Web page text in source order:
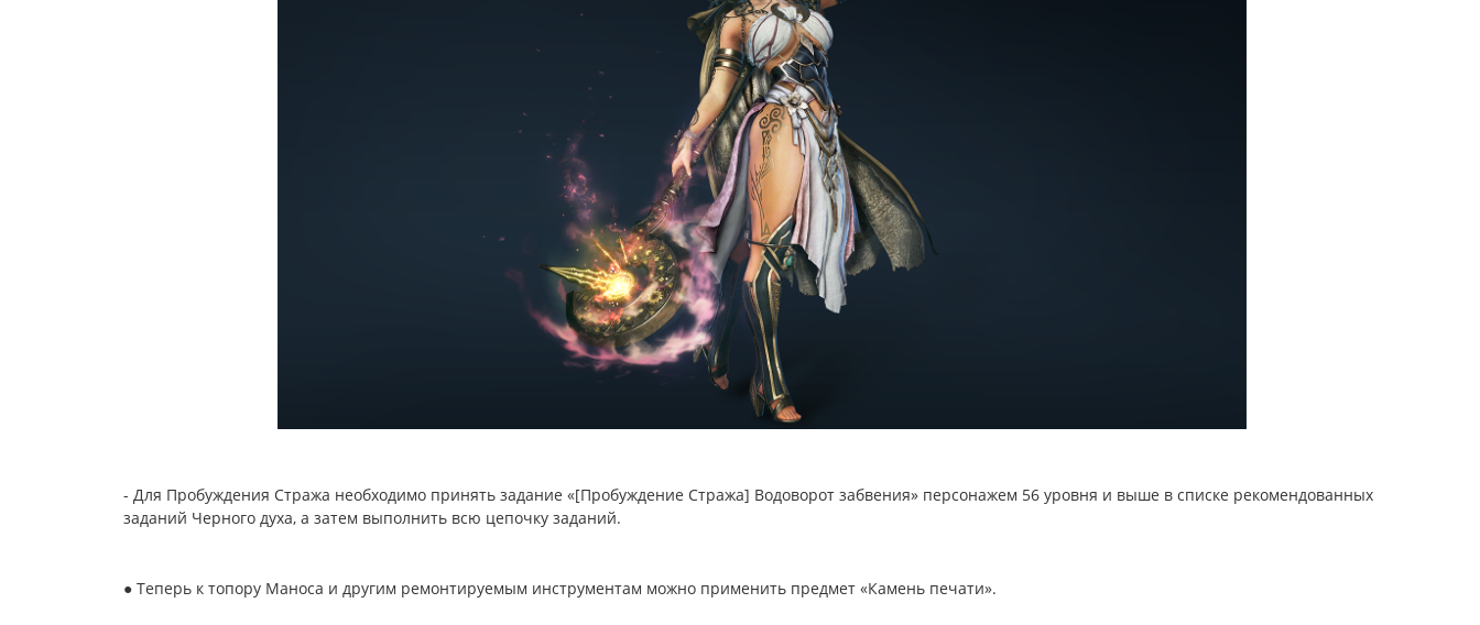
- Для Пробуждения Стража необходимо принять задание «[Пробуждение Стража] Водоворот забвения» персонажем 56 уровня и выше в списке рекомендованных
заданий Черного духа, а затем выполнить всю цепочку заданий.
● Теперь к топору Маноса и другим ремонтируемым инструментам можно применить предмет «Камень печати».